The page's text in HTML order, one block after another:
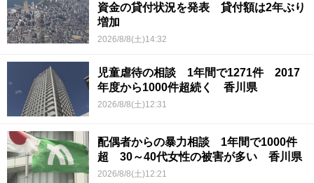
資金の貸付状況を発表 貸付額は2年ぶり
増加
2026/8/8(土)14:32
児童虐待の相談 1年間で1271件 2017
年度から1000件超続く 香川県
2026/8/8(土)12:31
配偶者からの暴力相談 1年間で1000件
超 30～40代女性の被害が多い 香川県
2026/8/8(土)12:21